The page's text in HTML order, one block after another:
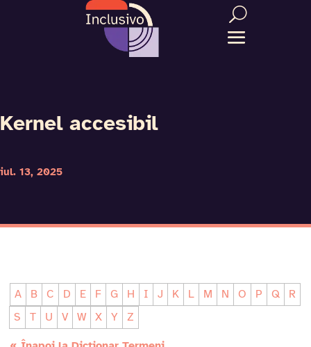
Kernel accesibil
iul. 13, 2025
A B C D E F G H I J K L M N O P Q
R
S
T U V W X Y Z